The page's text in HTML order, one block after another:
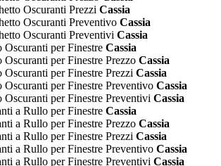
Oscuranti Prezzi Cassia
Oscuranti Preventivo Cassia
Oscuranti Preventivi Cassia
Oscuranti per Finestre Cassia
Oscuranti per Finestre Prezzo Cassia
Oscuranti per Finestre Prezzi Cassia
Oscuranti per Finestre Preventivo Cassia
Oscuranti per Finestre Preventivi Cassia
a Rullo per Finestre Cassia
a Rullo per Finestre Prezzo Cassia
a Rullo per Finestre Prezzi Cassia
a Rullo per Finestre Preventivo Cassia
a Rullo per Finestre Preventivi Cassia